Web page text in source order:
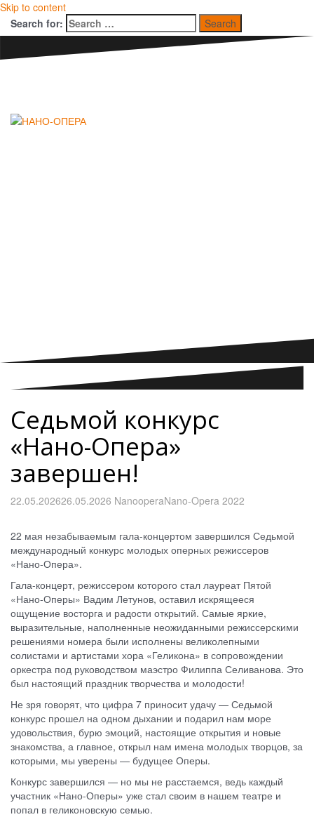
Skip to content
Search for:
Седьмой конкурс
«Нано-Опера»
завершен!
22.05.202626.05.2026 NanooperaNano-Opera 2022
22 мая незабываемым гала-концертом завершился Седьмой
международный конкурс молодых оперных режиссеров
«Нано-Опера».
Гала-концерт, режиссером которого стал лауреат Пятой
«Нано-Оперы» Вадим Летунов, оставил искрящееся
ощущение восторга и радости открытий. Самые яркие,
выразительные, наполненные неожиданными режиссерскими
решениями номера были исполнены великолепными
солистами и артистами хора «Геликона» в сопровождении
оркестра под руководством маэстро Филиппа Селиванова. Это
был настоящий праздник творчества и молодости!
Не зря говорят, что цифра 7 приносит удачу — Седьмой
конкурс прошел на одном дыхании и подарил нам море
удовольствия, бурю эмоций, настоящие открытия и новые
знакомства, а главное, открыл нам имена молодых творцов, за
которыми, мы уверены — будущее Оперы.
Конкурс завершился — но мы не расстаемся, ведь каждый
участник «Нано-Оперы» уже стал своим в нашем театре и
попал в геликоновскую семью.